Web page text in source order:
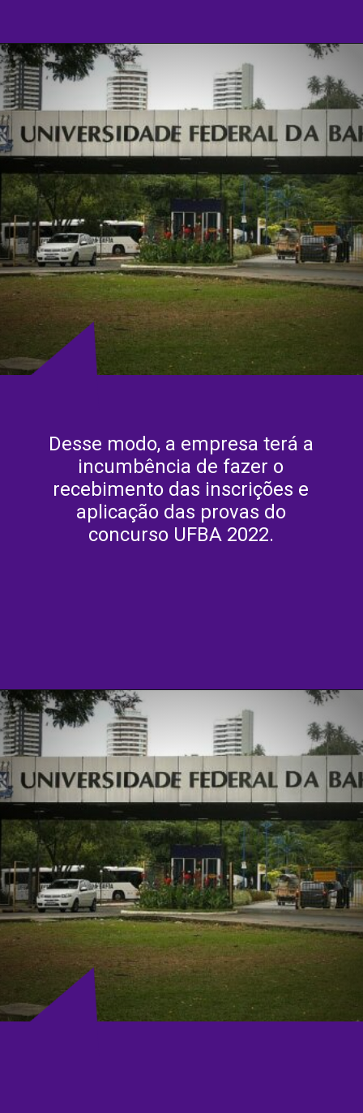
Desse modo, a empresa terá a
incumbência de fazer o
recebimento das inscrições e
aplicação das provas do
concurso UFBA 2022.